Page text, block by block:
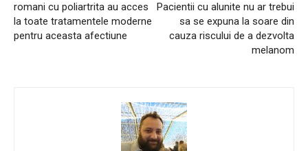
romani cu poliartrita au acces
la toate tratamentele moderne
pentru aceasta afectiune
Pacientii cu alunite nu ar trebui
sa se expuna la soare din
cauza riscului de a dezvolta
melanom